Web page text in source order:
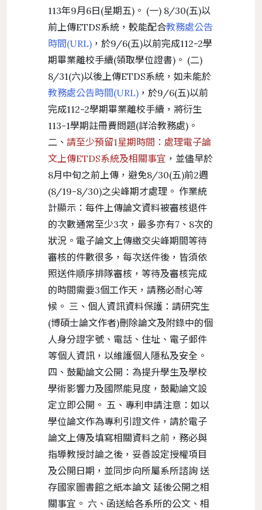
113年9月6日(星期五)。 (一) 8/30(五)以
前上傳ETDS系統，較能配合教務處公告
時間(URL) ，於9/6(五)以前完成112-2學
期畢業離校手續(領取學位證書)。 (二)
8/31(六)以後上傳ETDS系統，如未能於
教務處公告時間(URL) ，於9/6(五)以前
完成112-2學期畢業離校手續，將衍生
113-1學期註冊費問題(詳洽教務處)。
二、 請至少預留1星期時間：處理電子論
文上傳ETDS系統及相關事宜 ，並儘早於
8月中旬之前上傳，避免8/30(五)前2週
(8/19-8/30)之尖峰期才處理。 作業統
計顯示：每件上傳論文資料被審核退件
的次數通常至少3次，最多亦有7、8次的
狀況。電子論文上傳繳交尖峰期間等待
審核的件數很多，每次送件後，皆須依
照送件順序排隊審核，等待及審核完成
的時間需要3個工作天，請務必耐心等
候。 三、個人資訊資料保護：請研究生
(博碩士論文作者)刪除論文及附錄中的個
人身分證字號、電話、住址、電子郵件
等個人資訊，以維護個人隱私及安全。
四、鼓勵論文公開：為提升學生及學校
學術影響力及國際能見度，鼓勵論文設
定立即公開。 五、專利申請注意：如以
學位論文作為專利引證文件，請於電子
論文上傳及填寫相關資料之前，務必與
指導教授討論之後，妥善設定授權項目
及公開日期，並同步向所屬系所諮詢 送
存國家圖書館之紙本論文 延後公開之相
關事宜。 六、函送給各系所的公文、相